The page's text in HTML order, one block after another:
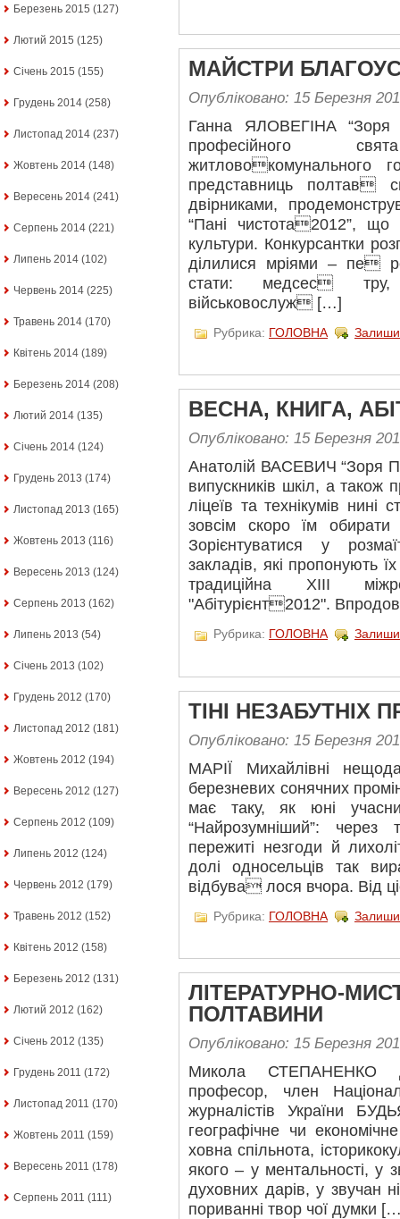
Березень 2015 (127)
Лютий 2015 (125)
Січень 2015 (155)
Грудень 2014 (258)
Листопад 2014 (237)
Жовтень 2014 (148)
Вересень 2014 (241)
Серпень 2014 (221)
Липень 2014 (102)
Червень 2014 (225)
Травень 2014 (170)
Квітень 2014 (189)
Березень 2014 (208)
Лютий 2014 (135)
Січень 2014 (124)
Грудень 2013 (174)
Листопад 2013 (165)
Жовтень 2013 (116)
Вересень 2013 (124)
Серпень 2013 (162)
Липень 2013 (54)
Січень 2013 (102)
Грудень 2012 (170)
Листопад 2012 (181)
Жовтень 2012 (194)
Вересень 2012 (127)
Серпень 2012 (109)
Липень 2012 (124)
Червень 2012 (179)
Травень 2012 (152)
Квітень 2012 (158)
Березень 2012 (131)
Лютий 2012 (162)
Січень 2012 (135)
Грудень 2011 (172)
Листопад 2011 (170)
Жовтень 2011 (159)
Вересень 2011 (178)
Серпень 2011 (111)
МАЙСТРИ
Опубліковано: 15 Березня
Ганна ЯЛОВЕГІНА
професійного
житловокомунального
представниць полтав
двірниками,
“Пані чистота2012”, що
культури. Конкурсантки
ділилися мріями – пе
стати: медсес тру,
військовослуж […]
Рубрика: ГОЛОВНА
ВЕСНА, КНИГА,
Опубліковано: 15 Березня
Анатолій ВАСЕВИЧ “Зоря
випускників шкіл, а також
ліцеїв та технікумів
зовсім скоро їм обирати
Зорієнтуватися у
закладів, які пропонують
традиційна ХІІІ
"Абітурієнт2012".
Рубрика: ГОЛОВНА
ТІНІ НЕЗАБУТНІХ
Опубліковано: 15 Березня
МАРІЇ Михайлівні
березневих сонячних
має таку, як юні
“Найрозумніший”:
пережиті незгоди й
долі односельців так
відбува лося вчора. Від
Рубрика: ГОЛОВНА
ЛІТЕРАТУРНО-
ПОЛТАВИНИ
Опубліковано: 15 Березня
Микола СТЕПАНЕНКО
професор, член
журналістів України
географічне чи
ховна спільнота,
якого – у ментальності, у
духовних дарів, у звучан
пориванні твор чої думки